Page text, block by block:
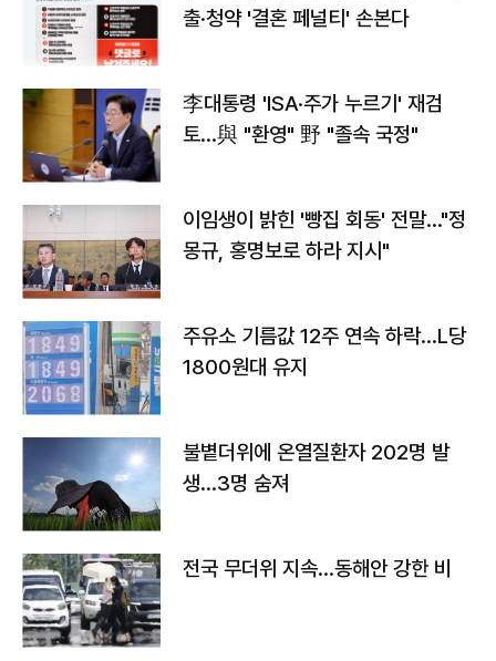
출·청약 '결혼 페널티' 손본다
李대통령 'ISA·주가 누르기' 재검
토…與 "환영" 野 "졸속 국정"
이임생이 밝힌 '빵집 회동' 전말…"정
몽규, 홍명보로 하라 지시"
주유소 기름값 12주 연속 하락…L당
1800원대 유지
불볕더위에 온열질환자 202명 발
생…3명 숨져
전국 무더위 지속…동해안 강한 비